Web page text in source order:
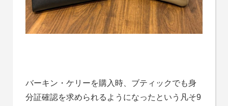
バーキン・ケリーを購入時、ブティックでも身
分証確認を求められるようになったという凡そ9